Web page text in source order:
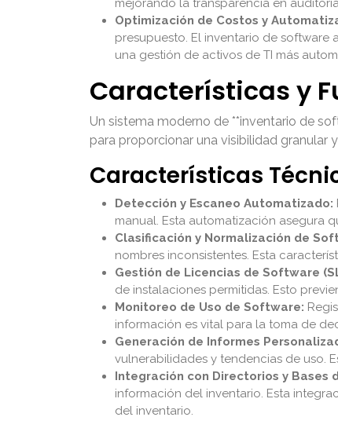
mejorando la transparencia en
Optimización de Costos y
presupuesto. El inventario de software
una gestión de activos de TI más
Características y
Un sistema moderno de **inventario de
para proporcionar una visibilidad
Características
Detección y Escaneo Automatizado:
manual. Esta automatización asegura
Clasificación y Normalización de
nombres inconsistentes. Esta
Gestión de Licencias de Software
de instalaciones permitidas. Esto
Monitoreo de Uso de Software:
información es vital para la toma de
Generación de Informes
vulnerabilidades y tendencias de uso.
Integración con Directorios y Bases
información del inventario. Esta
del inventario.